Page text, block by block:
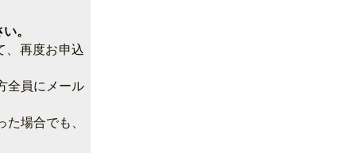
。
、再度お申込
全員にメール
場合でも、